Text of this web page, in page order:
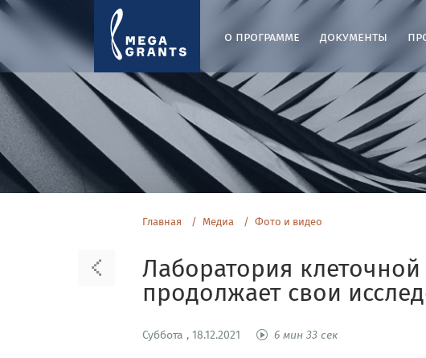
о программе документы
Главная Медиа Фото и видео
Лаборатория
продолжает свои
Суббота , 18.12.2021 6 мин 33 сек